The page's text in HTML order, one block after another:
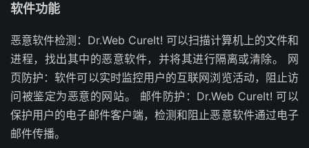
软件功能
恶意软件检测：Dr.Web CureIt! 可以扫描计算机上的文件和
进程，找出其中的恶意软件，并将其进行隔离或清除。 网
页防护：软件可以实时监控用户的互联网浏览活动，阻止访
问被鉴定为恶意的网站。 邮件防护：Dr.Web CureIt! 可以
保护用户的电子邮件客户端，检测和阻止恶意软件通过电子
邮件传播。